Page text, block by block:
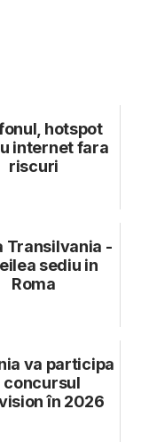
hotspot
internet fara
riscuri
Transilvania -
sediu in
Roma
va participa
concursul
în 2026